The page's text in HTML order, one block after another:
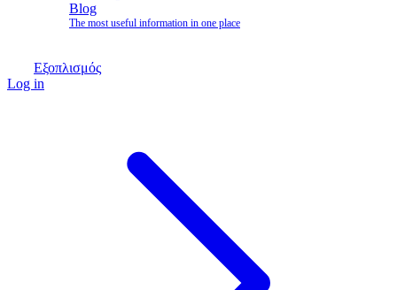
Blog
The most useful information in one place
Εξοπλισμός
Log in